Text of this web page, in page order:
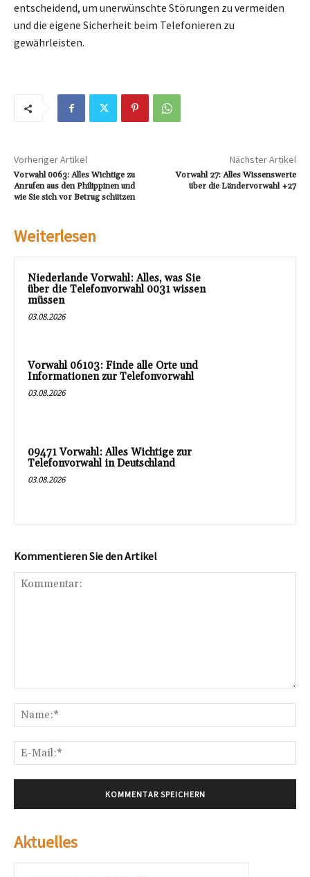
entscheidend, um unerwünschte Störungen zu vermeiden
und die eigene Sicherheit beim Telefonieren zu
gewährleisten.
Vorheriger Artikel
Vorwahl 0063: Alles Wichtige zu
Anrufen aus den Philippinen und
wie Sie sich vor Betrug schützen
Nächster Artikel
Vorwahl 27: Alles Wissenswerte
über die Ländervorwahl +27
Weiterlesen
Niederlande Vorwahl: Alles, was Sie
über die Telefonvorwahl 0031 wissen
müssen
03.08.2026
Vorwahl 06103: Finde alle Orte und
Informationen zur Telefonvorwahl
03.08.2026
09471 Vorwahl: Alles Wichtige zur
Telefonvorwahl in Deutschland
03.08.2026
Kommentieren Sie den Artikel
Aktuelles